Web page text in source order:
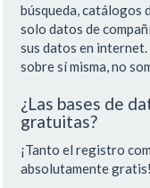
búsqueda, catálogos
solo datos de
sus datos en
sobre sí misma, no
¿Las bases de
gratuitas?
¡Tanto el registro
absolutamente gratis!